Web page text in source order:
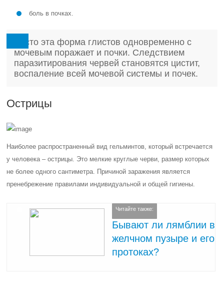
боль в почках.
Часто эта форма глистов одновременно с
мочевым поражает и почки. Следствием
паразитирования червей становятся цистит,
воспаление всей мочевой системы и почек.
Острицы
Наиболее распространенный вид гельминтов, который встречается
у человека – острицы. Это мелкие круглые черви, размер которых
не более одного сантиметра. Причиной заражения является
пренебрежение правилами индивидуальной и общей гигиены.
Читайте также:
Бывают ли лямблии в
желчном пузыре и его
протоках?